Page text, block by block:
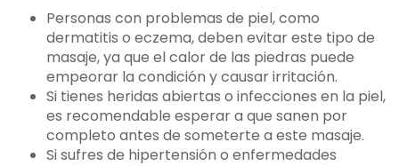
Personas con problemas de piel, como
dermatitis o eczema, deben evitar este tipo de
masaje, ya que el calor de las piedras puede
empeorar la condición y causar irritación.
Si tienes heridas abiertas o infecciones en la piel,
es recomendable esperar a que sanen por
completo antes de someterte a este masaje.
Si sufres de hipertensión o enfermedades